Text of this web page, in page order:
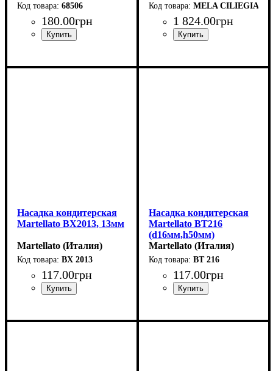
68506
180.00грн
MELA CILIEGIA &
1 824.00грн
Насадка кондитерская
Martellato BX2013, 13мм
Martellato (Италия)
BX 2013
117.00грн
Насадка кондитерская
Martellato BT216
(d16мм,h50мм)
Martellato (Италия)
BT 216
117.00грн